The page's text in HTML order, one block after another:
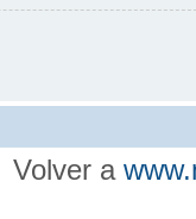
Volver a